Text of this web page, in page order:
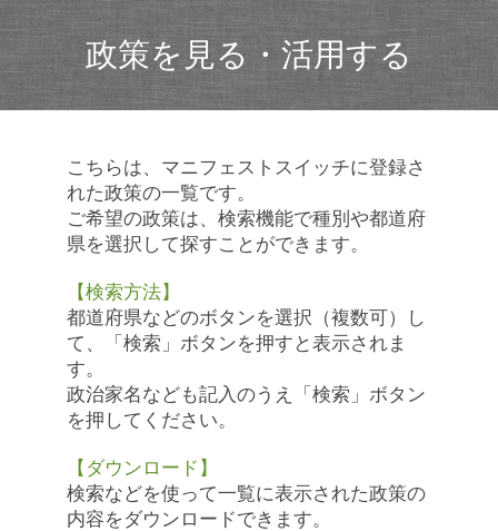
政策を見る・活用する
こちらは、マニフェストスイッチに登録さ
れた政策の一覧です。
ご希望の政策は、検索機能で種別や都道府
県を選択して探すことができます。
【検索方法】
都道府県などのボタンを選択（複数可）し
て、「検索」ボタンを押すと表示されま
す。
政治家名なども記入のうえ「検索」ボタン
を押してください。
【ダウンロード】
検索などを使って一覧に表示された政策の
内容をダウンロードできます。